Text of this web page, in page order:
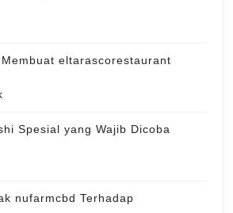
eltarascorestaurant
Spesial yang Wajib Dicoba
nufarmcbd Terhadap